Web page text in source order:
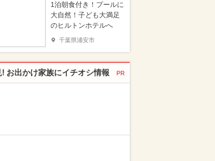
1泊朝食付き！プールに
大自然！子ども大満足
のヒルトンホテルへ
千葉県浦安市
! お出かけ家族にイチオシ情報 PR